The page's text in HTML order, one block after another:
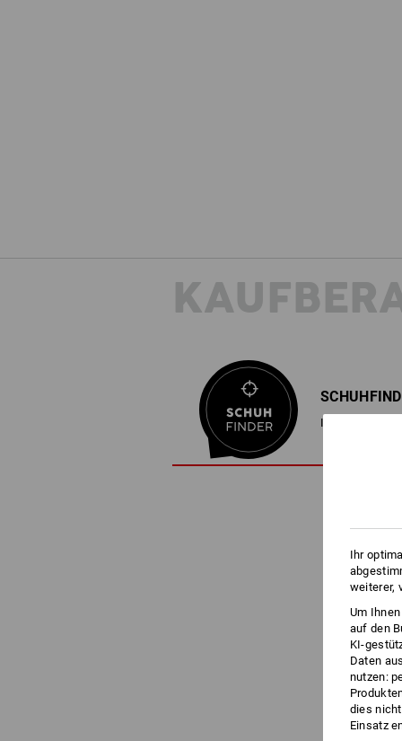
In 3 Schritten
Ihr
weiterer,
Um
auf den
KI-
Daten
nutzen:
dies
Einsatz